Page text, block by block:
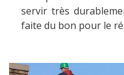
servir très
faite du bon pour le